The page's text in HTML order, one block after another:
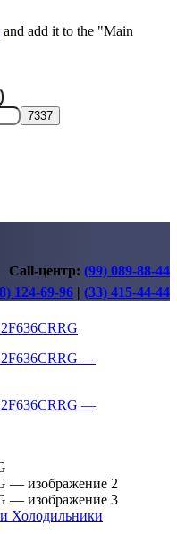
and add it to the "Main
Call-центр: (99) 089-88-44
124-69-96 | (33) 415-44-44
Холодильники